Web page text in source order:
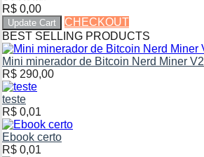
R$ 0,00
Update Cart
CHECKOUT
BEST SELLING PRODUCTS
Mini minerador de Bitcoin Nerd Miner V2
R$ 290,00
teste
R$ 0,01
Ebook certo
R$ 0,01